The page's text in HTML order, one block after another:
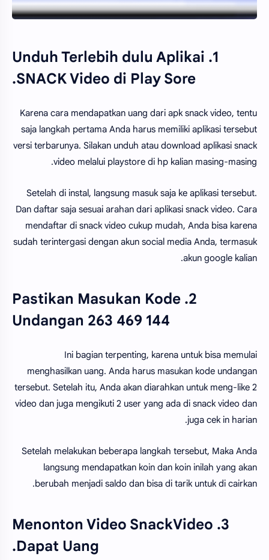
1. Unduh Terlebih dulu Aplikai
SNACK Video di Play Sore.
Karena cara mendapatkan uang dari apk snack video, tentu
saja langkah pertama Anda harus memiliki aplikasi tersebut
versi terbarunya. Silakan unduh atau download aplikasi snack
video melalui playstore di hp kalian masing-masing.
Setelah di instal, langsung masuk saja ke aplikasi tersebut.
Dan daftar saja sesuai arahan dari aplikasi snack video. Cara
mendaftar di snack video cukup mudah, Anda bisa karena
sudah terintergasi dengan akun social media Anda, termasuk
akun google kalian.
2. Pastikan Masukan Kode
Undangan 263 469 144
Ini bagian terpenting, karena untuk bisa memulai
menghasilkan uang. Anda harus masukan kode undangan
tersebut. Setelah itu, Anda akan diarahkan untuk meng-like 2
video dan juga mengikuti 2 user yang ada di snack video dan
juga cek in harian.
Setelah melakukan beberapa langkah tersebut, Maka Anda
langsung mendapatkan koin dan koin inilah yang akan
berubah menjadi saldo dan bisa di tarik untuk di cairkan.
3. Menonton Video SnackVideo
Dapat Uang.